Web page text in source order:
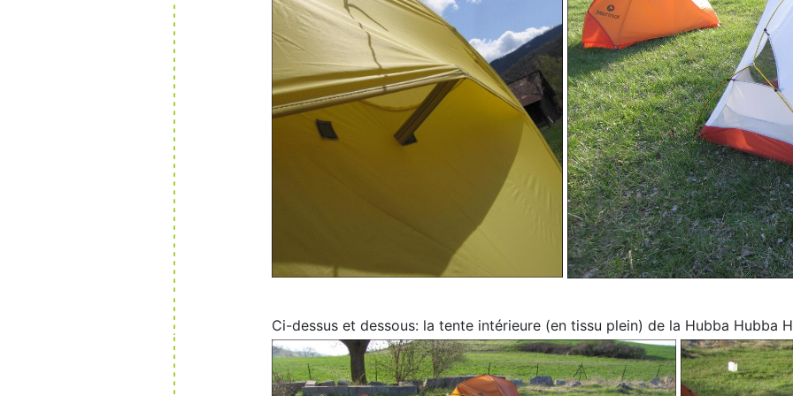
Ci-dessus et dessous: la tente intérieure (en tissu plein) de la Hubba Hubba